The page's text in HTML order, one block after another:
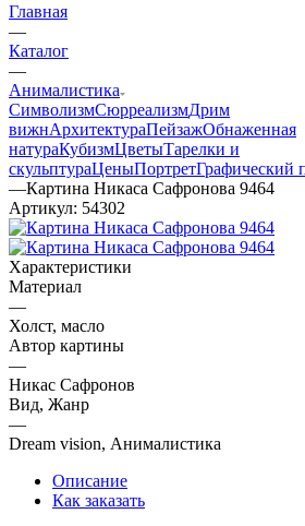
Главная
—
Каталог
—
Анималистика
СимволизмСюрреализмДрим
вижнАрхитектураПейзажОбнаженная
натураКубизмЦветыТарелки и
скульптураЦеныПортретГрафический
—Картина Никаса Сафронова 9464
Артикул: 54302
Характеристики
Материал
—
Холст, масло
Автор картины
—
Никас Сафронов
Вид, Жанр
—
Dream vision, Анималистика
Описание
Как заказать